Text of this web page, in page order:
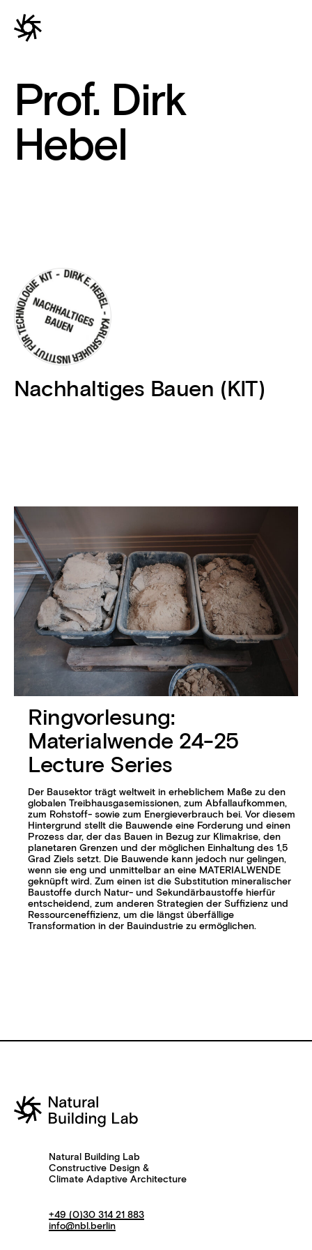
Prof. Dirk
Hebel
Nachhaltiges Bauen (KIT)
Ringvorlesung:
Materialwende 24-25
Lecture Series
Der Bausektor trägt weltweit in erheblichem Maße zu den
globalen Treibhausgasemissionen, zum Abfallaufkommen,
zum Rohstoff- sowie zum Energieverbrauch bei. Vor diesem
Hintergrund stellt die Bauwende eine Forderung und einen
Prozess dar, der das Bauen in Bezug zur Klimakrise, den
planetaren Grenzen und der möglichen Einhaltung des 1,5
Grad Ziels setzt. Die Bauwende kann jedoch nur gelingen,
wenn sie eng und unmittelbar an eine MATERIALWENDE
geknüpft wird. Zum einen ist die Substitution mineralischer
Baustoffe durch Natur- und Sekundärbaustoffe hierfür
entscheidend, zum anderen Strategien der Suffizienz und
Ressourceneffizienz, um die längst überfällige
Transformation in der Bauindustrie zu ermöglichen.
Natural Building Lab
Constructive Design &
Climate Adaptive Architecture
+49 (0)30 314 21 883
info@nbl.berlin